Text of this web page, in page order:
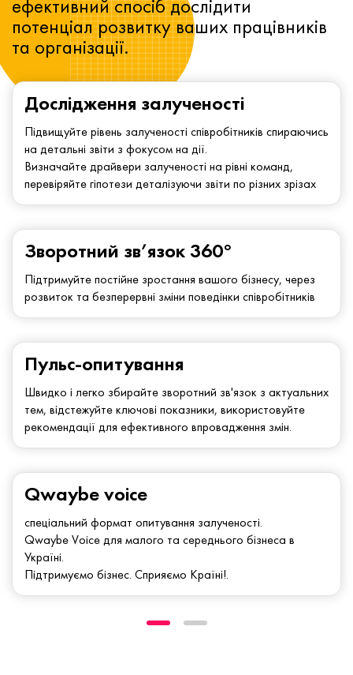
Дослідження залученості
Підвищуйте рівень залученості співробітників спираючись
на детальні звіти з фокусом на дії.
Визначайте драйвери залученості на рівні команд,
перевіряйте гіпотези деталізуючи звіти по різних зрізах
Зворотний зв’язок 360°
Підтримуйте постійне зростання вашого бізнесу, через
розвиток та безперервні зміни поведінки співробітників
ефективний спосіб дослідити
потенціал розвитку ваших працівників
та організації.
Qwaybe voice
спеціальний формат опитування залученості.
Qwaybe Voice для малого та середнього бізнеса в
Україні.
Підтримуємо бізнес. Сприяємо Країні!.
Пульс-опитування
Швидко і легко збирайте зворотний зв'язок з актуальних
тем, відстежуйте ключові показники, використовуйте
рекомендації для ефективного впровадження змін.